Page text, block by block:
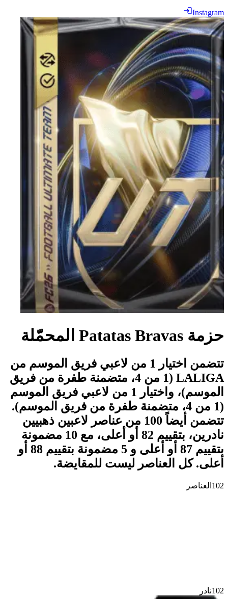
Instagram
حزمة Patatas Bravas المحمّلة
تتضمن اختيار 1 من لاعبي فريق الموسم من
LALIGA (1 من 4، متضمنة طفرة من فريق
الموسم)، واختيار 1 من لاعبي فريق الموسم
(1 من 4، متضمنة طفرة من فريق الموسم).
تتضمن أيضاً 100 من عناصر لاعبين ذهبيين
نادرين، بتقييم 82 أو أعلى، مع 10 مضمونة
بتقييم 87 أو أعلى و 5 مضمونة بتقييم 88 أو
أعلى. كل العناصر ليست للمقايضة.
102 العناصر
102نادر